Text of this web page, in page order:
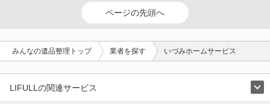
ページの先頭へ
みんなの遺品整理トップ 業者を探す いづみホームサービス
LIFULLの関連サービス